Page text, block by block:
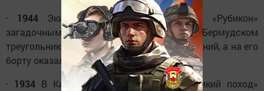
· 1944 Экипаж американского корабля «Рубикон»
загадочным образом исчез в Бермудском
треугольнике. Корабль нашли без повреждений, а на его
борту оказалась лишь собака.
· 1934 В Китае Мао Цзедун начал «великий поход»